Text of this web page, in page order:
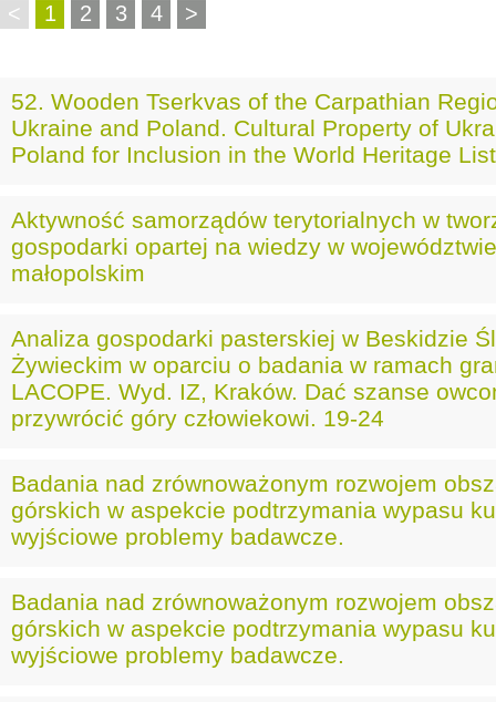
< 1 2 3 4 >
52. Wooden Tserkvas of the Carpathian
Ukraine and Poland. Cultural Property of
Poland for Inclusion in the World Heritage List
Aktywność samorządów terytorialnych w
gospodarki opartej na wiedzy w województwie
małopolskim
Analiza gospodarki pasterskiej w Beskidzie
Żywieckim w oparciu o badania w ramach
LACOPE. Wyd. IZ, Kraków. Dać szanse
przywrócić góry człowiekowi. 19-24
Badania nad zrównoważonym rozwojem
górskich w aspekcie podtrzymania wypasu
wyjściowe problemy badawcze.
Badania nad zrównoważonym rozwojem
górskich w aspekcie podtrzymania wypasu
wyjściowe problemy badawcze.